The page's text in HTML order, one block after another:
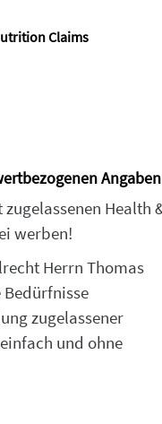
Claims
Angaben
Health
werben!
Herrn Thomas
zugelassener
und ohne